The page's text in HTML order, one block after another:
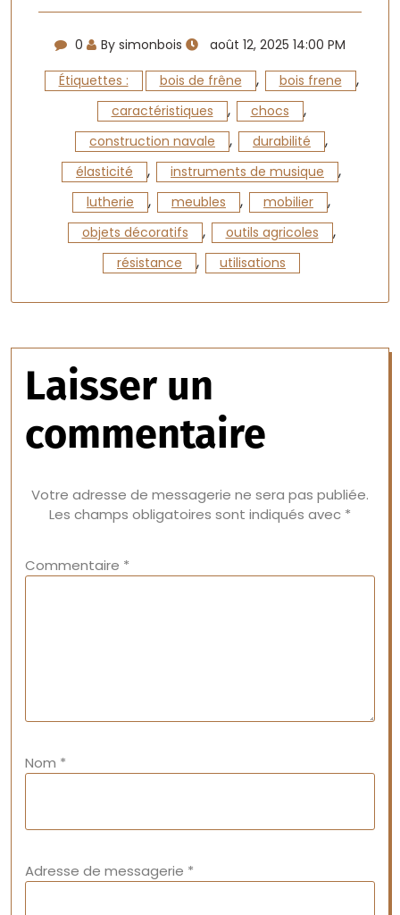
0 By simonbois
août 12, 2025 14:00 PM
Étiquettes :
bois de frêne , bois frene ,
caractéristiques , chocs ,
construction navale , durabilité ,
élasticité , instruments de musique ,
lutherie , meubles , mobilier ,
objets décoratifs , outils agricoles ,
résistance , utilisations
Laisser un
commentaire
Votre adresse de messagerie ne sera pas publiée.
Les champs obligatoires sont indiqués avec *
Commentaire *
Nom *
Adresse de messagerie *